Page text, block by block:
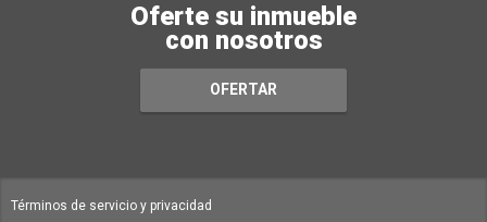
Oferte su inmueble
con nosotros
OFERTAR
Términos de servicio y privacidad